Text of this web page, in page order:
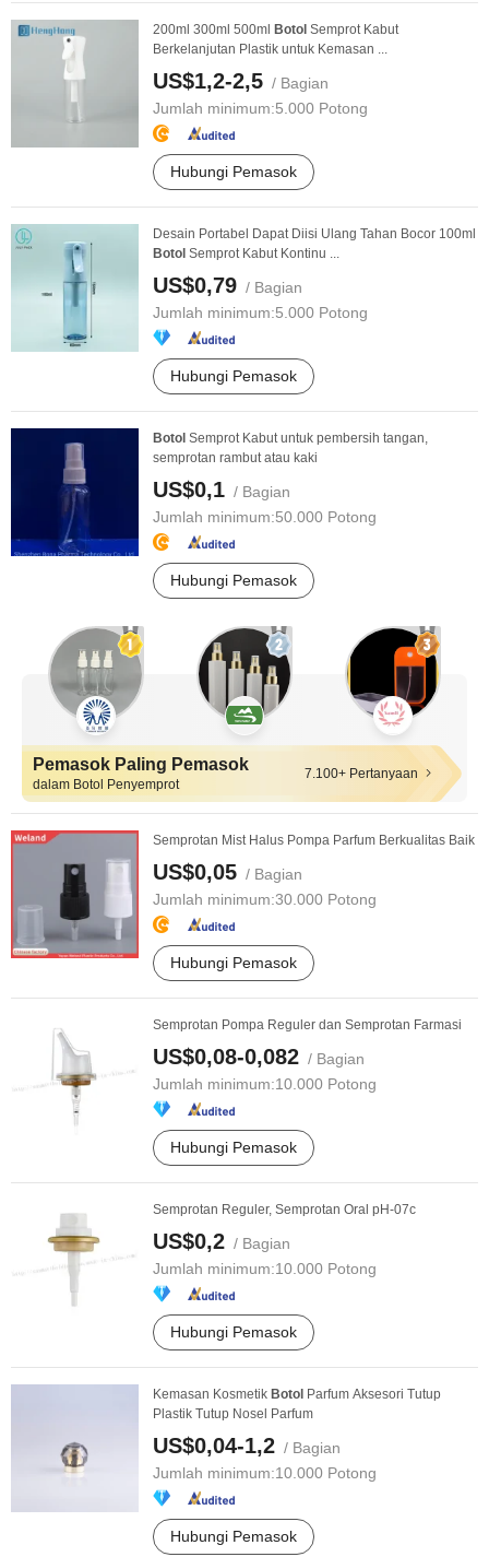
200ml 300ml 500ml Botol Semprot Kabut
Berkelanjutan Plastik untuk Kemasan ...
US$1,2-2,5 / Bagian
Jumlah minimum:5.000 Potong
Hubungi Pemasok
Desain Portabel Dapat Diisi Ulang Tahan Bocor 100ml
Botol Semprot Kabut Kontinu ...
US$0,79 / Bagian
Jumlah minimum:5.000 Potong
Hubungi Pemasok
Botol Semprot Kabut untuk pembersih tangan,
semprotan rambut atau kaki
US$0,1 / Bagian
Jumlah minimum:50.000 Potong
Hubungi Pemasok
Pemasok Paling Pemasok
dalam Botol Penyemprot
7.100+ Pertanyaan
Semprotan Mist Halus Pompa Parfum Berkualitas Baik
US$0,05 / Bagian
Jumlah minimum:30.000 Potong
Hubungi Pemasok
Semprotan Pompa Reguler dan Semprotan Farmasi
US$0,08-0,082 / Bagian
Jumlah minimum:10.000 Potong
Hubungi Pemasok
Semprotan Reguler, Semprotan Oral pH-07c
US$0,2 / Bagian
Jumlah minimum:10.000 Potong
Hubungi Pemasok
Kemasan Kosmetik Botol Parfum Aksesori Tutup
Plastik Tutup Nosel Parfum
US$0,04-1,2 / Bagian
Jumlah minimum:10.000 Potong
Hubungi Pemasok